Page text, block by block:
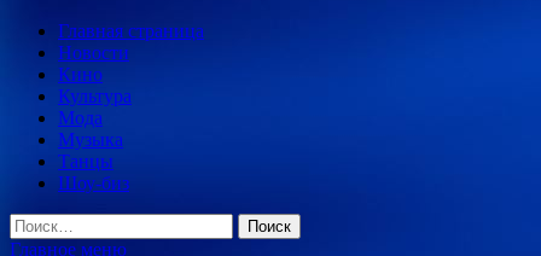
Главная страница
Новости
Кино
Культура
Мода
Музыка
Танцы
Шоу-биз
Найти:
Главное меню